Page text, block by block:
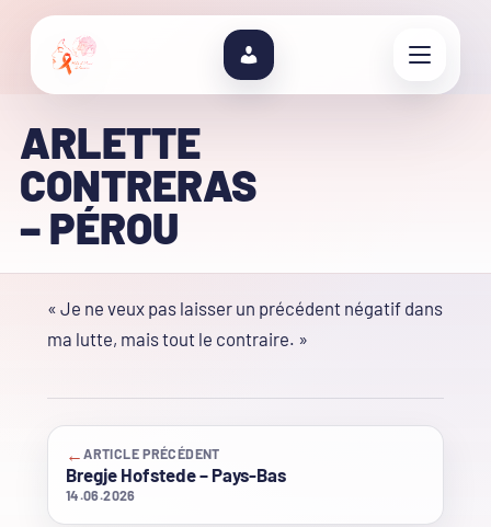
ARLETTE
CONTRERAS
– PÉROU
« Je ne veux pas laisser un précédent négatif dans
ma lutte, mais tout le contraire. »
←ARTICLE PRÉCÉDENT
Bregje Hofstede – Pays-Bas
14.06.2026